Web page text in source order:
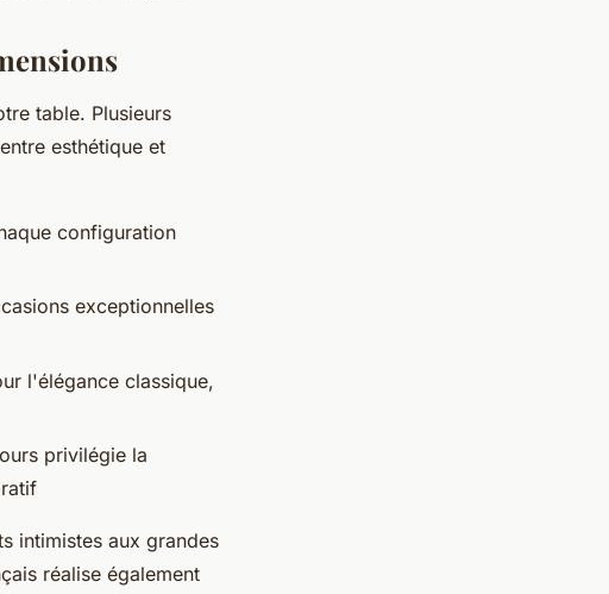
table. Plusieurs
entre esthétique et
configuration
exceptionnelles
l'élégance classique,
privilégie la
intimistes aux grandes
réalise également